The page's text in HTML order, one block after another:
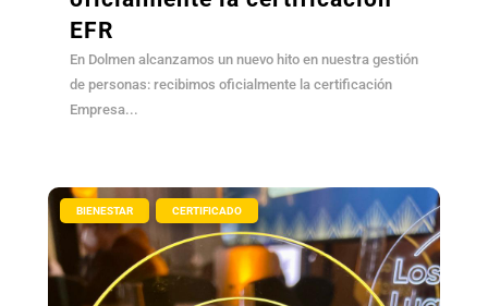
EFR
En Dolmen alcanzamos un nuevo hito en nuestra gestión
de personas: recibimos oficialmente la certificación
Empresa...
BIENESTAR CERTIFICADO